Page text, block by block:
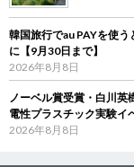
韓国旅行でau PAYを使
に【9月30日まで】
2026年8月8日
ノーベル賞受賞・白川
電性プラスチック実験イ
2026年8月8日